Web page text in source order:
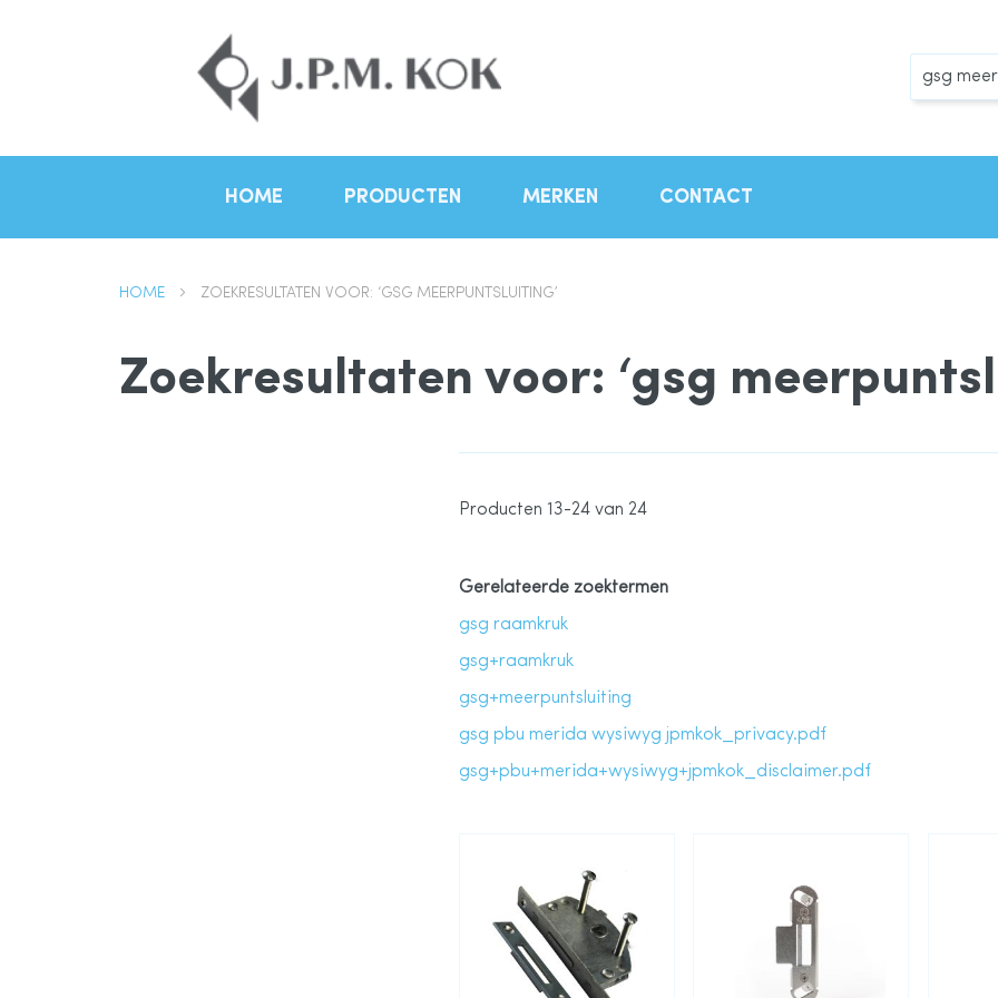
Zoek
HOME PRODUCTEN MERKEN CONTACT
HOME ZOEKRESULTATEN VOOR: ‘GSG MEERPUNTSLUITING’
Zoekresultaten voor: ‘gsg
Producten 13-24 van 24
Gerelateerde zoektermen
gsg raamkruk
gsg+raamkruk
gsg+meerpuntsluiting
gsg pbu merida wysiwyg jpmkok_privacy.pdf
gsg+pbu+merida+wysiwyg+jpmkok_disclaimer.pdf